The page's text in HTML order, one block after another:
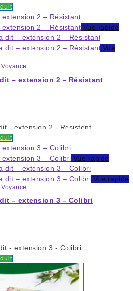
Vue rapide
Vue
Voyance
dit – extension 2 – Résistant
- extension 2 - Resistent
Vue rapide
Vue rapide
Voyance
dit – extension 3 – Colibri
- extension 3 - Colibri